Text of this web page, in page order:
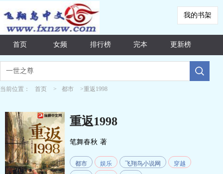
我的书架
首页 女频 排行榜 完本 更新榜
当前位置： 首页 > 都市 >重返1998
重返1998
笔舞春秋 著
都市 娱乐 飞翔鸟小说网
穿越